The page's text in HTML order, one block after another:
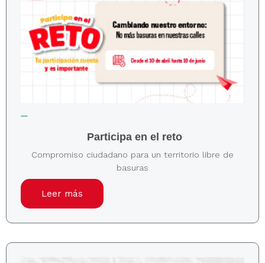
Participa en el reto
Compromiso ciudadano para un territorio libre de
basuras
Leer más